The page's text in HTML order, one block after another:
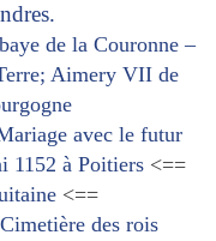
de la Couronne –
Aimery VII de
avec le futur
1152 à Poitiers <==
<==
des rois